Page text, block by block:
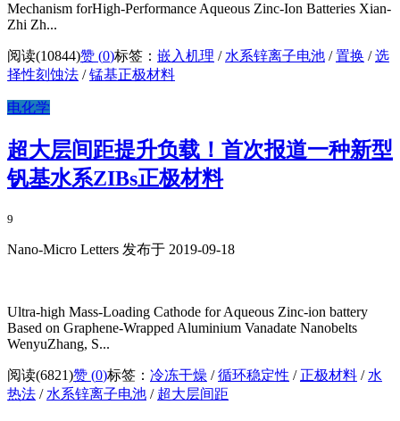
Mechanism forHigh-Performance Aqueous Zinc-Ion Batteries Xian-
Zhi Zh...
阅读(10844)赞 (0)标签： 嵌入机理 / 水系锌离子电池 /置换 /选
择性刻蚀法 /锰基正极材料
电化学
超大层间距提升负载！首次报道一种新型
钒基水系ZIBs正极材料
9
Nano-Micro Letters 发布于 2019-09-18
Ultra-high Mass-Loading Cathode for Aqueous Zinc-ion battery
Based on Graphene-Wrapped Aluminium Vanadate Nanobelts
WenyuZhang, S...
阅读(6821)赞 (0)标签： 冷冻干燥 /循环稳定性 / 正极材料 / 水
热法 / 水系锌离子电池 / 超大层间距